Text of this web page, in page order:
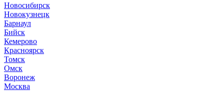
Новосибирск
Новокузнецк
Барнаул
Бийск
Кемерово
Красноярск
Томск
Омск
Воронеж
Москва